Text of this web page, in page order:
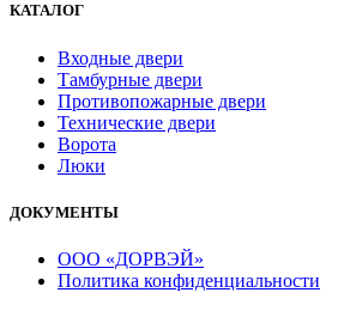
КАТАЛОГ
Входные двери
Тамбурные двери
Противопожарные двери
Технические двери
Ворота
Люки
ДОКУМЕНТЫ
ООО «ДОРВЭЙ»
Политика конфиденциальности